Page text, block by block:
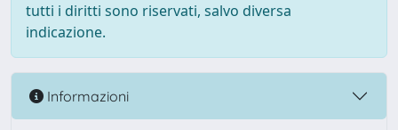
tutti i diritti sono riservati, salvo diversa
indicazione.
Informazioni